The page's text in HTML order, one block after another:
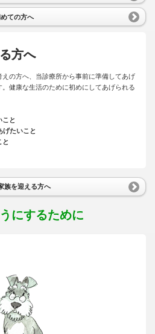
ての方へ
方へ
の方へ、当診療所から事前に準備してあげ
健康な生活のために初めにしてあげられる
こと
げたいこと
と
族を迎える方へ
にするために